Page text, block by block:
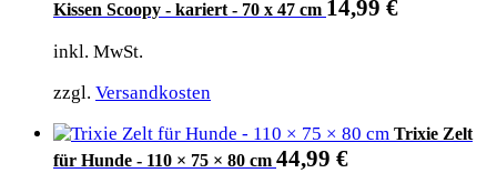
Kissen Scoopy - kariert - 70 x 47 cm 14,99 €
inkl. MwSt.
zzgl. Versandkosten
Trixie Zelt
für Hunde - 110 × 75 × 80 cm 44,99 €